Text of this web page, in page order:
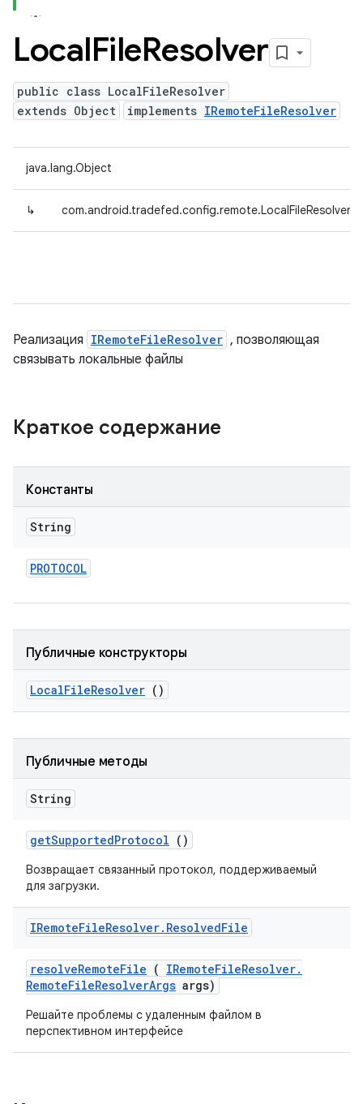
LocalFileResolver
public class LocalFileResolver
extends Object
implements IRemoteFileResolver
java.lang.Object
↳ com.android.tradefed.config.remote.LocalFileResolver
Реализация IRemoteFileResolver , позволяющая
связывать локальные файлы
Краткое содержание
Константы
String
PROTOCOL
Публичные конструкторы
LocalFileResolver ()
Публичные методы
String
getSupportedProtocol ()
Возвращает связанный протокол, поддерживаемый
для загрузки.
IRemoteFileResolver. ResolvedFile
resolveRemoteFile ( IRemoteFileResolver.
RemoteFileResolverArgs args)
Решайте проблемы с удаленным файлом в
перспективном интерфейсе